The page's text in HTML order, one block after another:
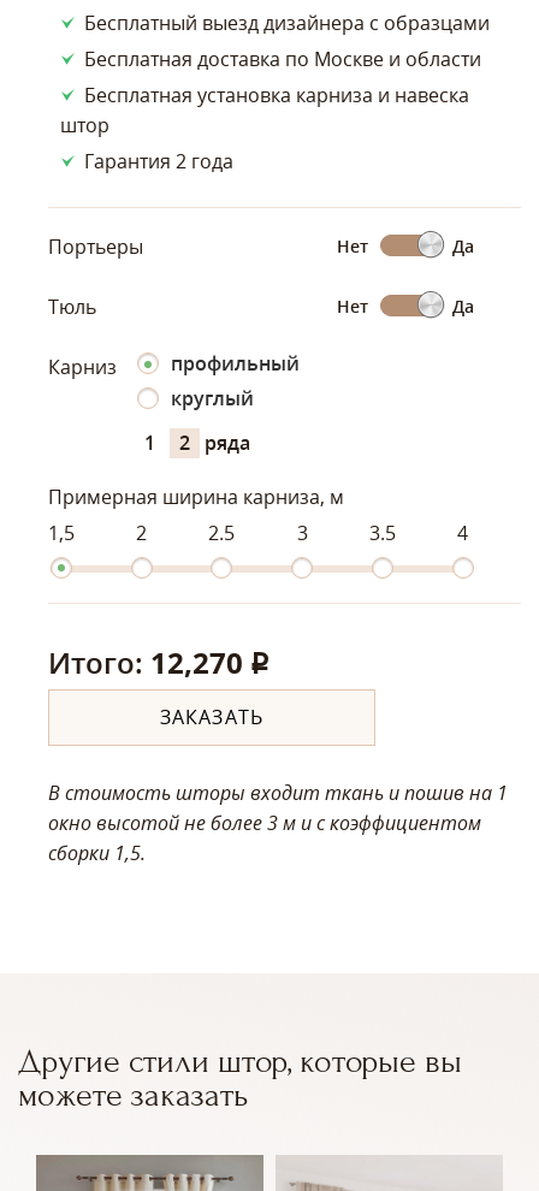
Бесплатный выезд дизайнера с образцами
Бесплатная доставка по Москве и области
Бесплатная установка карниза и навеска
штор
Гарантия 2 года
Портьеры Нет Да
Тюль Нет Да
Карниз
профильный
круглый
1
2 ряда
Примерная ширина карниза, м
1,5
2 2.5 3 3.5 4
Итого: 12,270 q
ЗАКАЗАТЬ
В стоимость шторы входит ткань и пошив на 1
окно высотой не более 3 м и с коэффициентом
сборки 1,5.
Другие стили штор, которые вы
можете заказать